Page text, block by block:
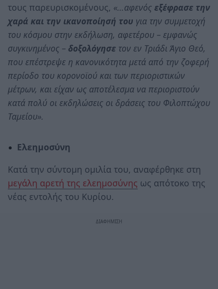
τους παρευρισκομένους, «…αφενός εξέφρασε την
χαρά και την ικανοποίησή του για την συμμετοχή
του κόσμου στην εκδήλωση, αφετέρου – εμφανώς
συγκινημένος – δοξολόγησε τον εν Τριάδι Άγιο Θεό,
που επέστρεψε η κανονικότητα μετά από την ζοφερή
περίοδο του κορονοϊού και των περιοριστικών
μέτρων, και είχαν ως αποτέλεσμα να περιοριστούν
κατά πολύ οι εκδηλώσεις οι δράσεις του Φιλοπτώχου
Ταμείου».
Ελεημοσύνη
Κατά την σύντομη ομιλία του, αναφέρθηκε στη
μεγάλη αρετή της ελεημοσύνης ως απότοκο της
νέας εντολής του Κυρίου.